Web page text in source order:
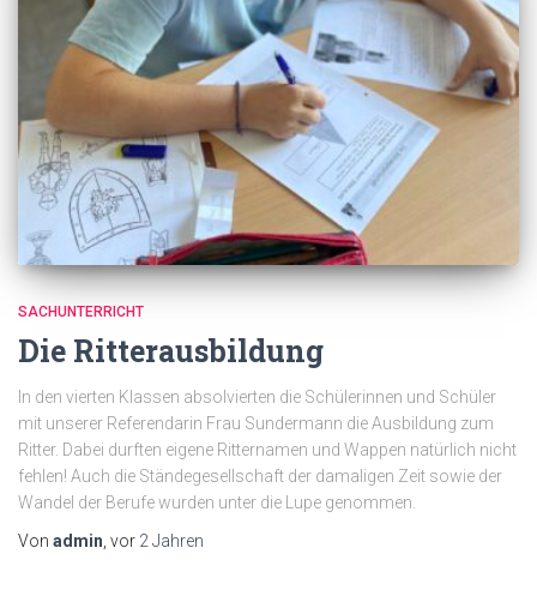
SACHUNTERRICHT
Die Ritterausbildung
In den vierten Klassen absolvierten die Schülerinnen und Schüler
mit unserer Referendarin Frau Sundermann die Ausbildung zum
Ritter. Dabei durften eigene Ritternamen und Wappen natürlich nicht
fehlen! Auch die Ständegesellschaft der damaligen Zeit sowie der
Wandel der Berufe wurden unter die Lupe genommen.
Von admin , vor 2 Jahren